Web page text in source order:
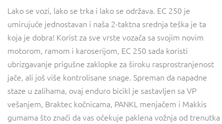
Lako se vozi, lako se trka i lako se održava. EC 250 je
umirujuće jednostavan i naša 2-taktna srednja teška je ta
koja je dobra! Korist za sve vrste vozača sa svojim novim
motorom, ramom i karoserijom, EC 250 sada koristi
ubrizgavanje prigušne zaklopke za široku rasprostranjenost
jače, ali još više kontrolisane snage. Spreman da napadne
staze u zalihama, ovaj enduro bicikl je sastavljen sa VP
vešanjem, Braktec kočnicama, PANKL menjačem i Makkis
gumama što znači da vas očekuje paklena vožnja od trenutka